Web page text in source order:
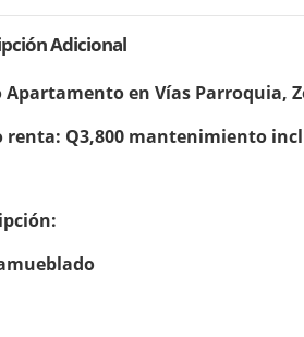
Adicional
Apartamento en Vías Parroquia,
renta: Q3,800 mantenimiento